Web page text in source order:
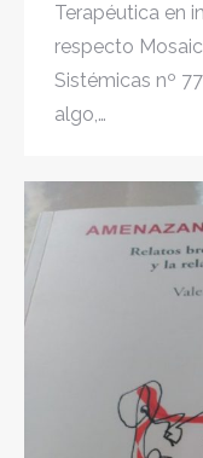
Terapéutica en
respecto
Sistémicas nº
algo,…